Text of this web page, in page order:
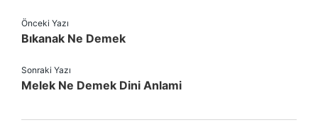
Önceki Yazı
Bıkanak Ne Demek
Sonraki Yazı
Melek Ne Demek Dini Anlami